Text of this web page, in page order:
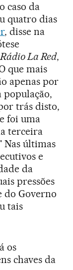
caso da
quatro dias
, disse na
Rádio La Red,
que mais
apenas por
trás disto,
foi uma
terceira
Nas últimas
e
da
pressões
do Governo
tais
os
chaves da